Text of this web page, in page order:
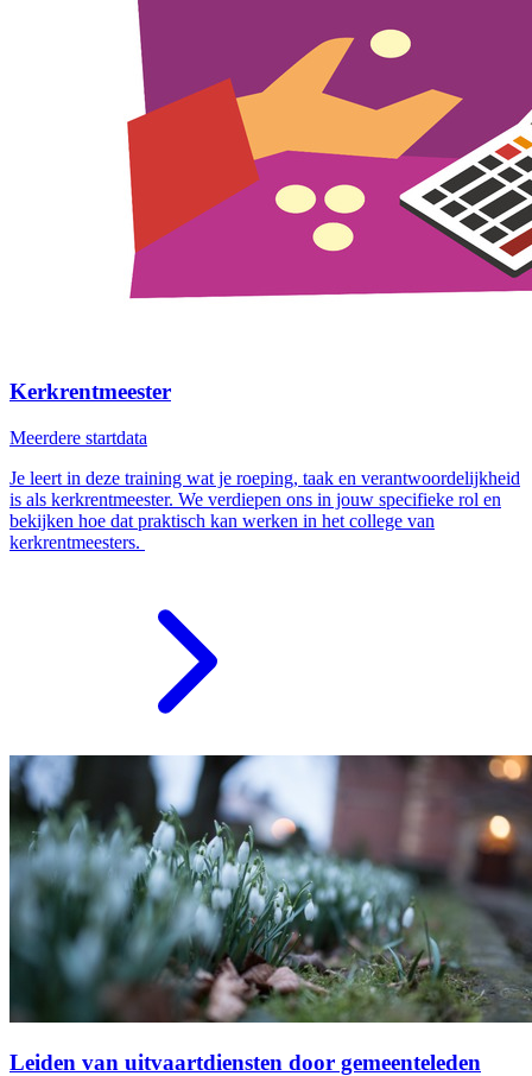
Kerkrentmeester
Meerdere startdata
Je leert in deze training wat je roeping, taak en verantwoordelijkheid
is als kerkrentmeester. We verdiepen ons in jouw specifieke rol en
bekijken hoe dat praktisch kan werken in het college van
kerkrentmeesters.
Leiden van uitvaartdiensten door gemeenteleden